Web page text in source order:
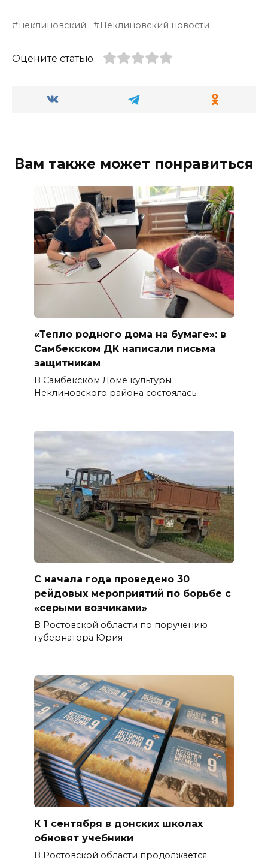
неклиновский Неклиновский новости
Оцените статью
Вам также может понравиться
«Тепло родного дома на бумаге»: в
Самбекском ДК написали письма
защитникам
В Самбекском Доме культуры
Неклиновского района состоялась
С начала года проведено 30
рейдовых мероприятий по борьбе с
«серыми возчиками»
В Ростовской области по поручению
губернатора Юрия
К 1 сентября в донских школах
обновят учебники
В Ростовской области продолжается